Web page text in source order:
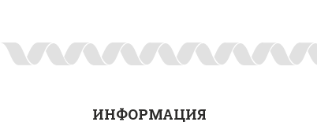
ИНФОРМАЦИЯ